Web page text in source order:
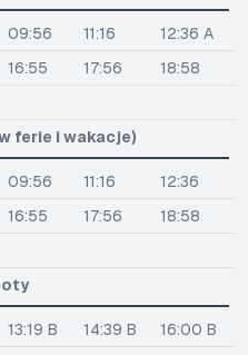
09:56 11:16
12:36 A
16:55 17:56
18:58
ferie i wakacje)
09:56 11:16
12:36
16:55 17:56
18:58
13:19 B 14:39 B
16:00 B